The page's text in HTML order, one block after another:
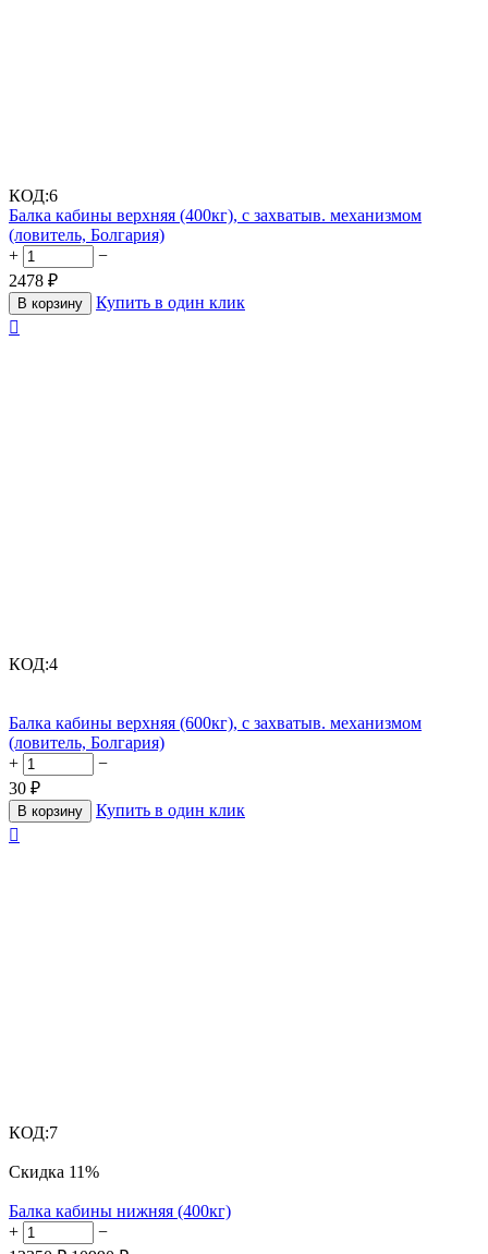
КОД:6
Балка кабины верхняя (400кг), с захватыв. механизмом
(ловитель, Болгария)
+
−
2478 ₽
В корзину
Купить в один клик

КОД:4
Балка кабины верхняя (600кг), с захватыв. механизмом
(ловитель, Болгария)
+
−
30 ₽
В корзину
Купить в один клик

КОД:7
Скидка 11%
Балка кабины нижняя (400кг)
+
−